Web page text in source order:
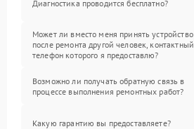
Диагностика проводится бесплатно?
Может ли вместо меня принять устройство
после ремонта другой человек, контактный
телефон которого я предоставлю?
Возможно ли получать обратную связь в
процессе выполнения ремонтных работ?
Какую гарантию вы предоставляете?